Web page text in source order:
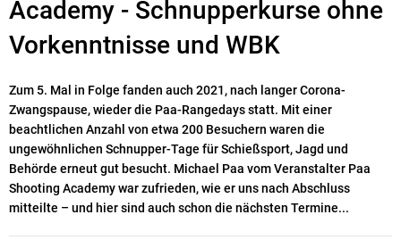
Academy - Schnupperkurse ohne
Vorkenntnisse und WBK
Zum 5. Mal in Folge fanden auch 2021, nach langer Corona-
Zwangspause, wieder die Paa-Rangedays statt. Mit einer
beachtlichen Anzahl von etwa 200 Besuchern waren die
ungewöhnlichen Schnupper-Tage für Schießsport, Jagd und
Behörde erneut gut besucht. Michael Paa vom Veranstalter Paa
Shooting Academy war zufrieden, wie er uns nach Abschluss
mitteilte – und hier sind auch schon die nächsten Termine...